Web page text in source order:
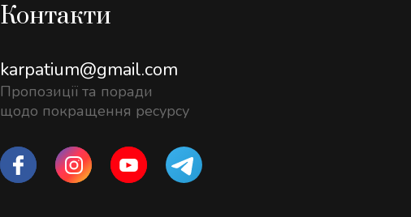
Контакти
karpatium@gmail.com
Пропозиції та поради
щодо покращення ресурсу